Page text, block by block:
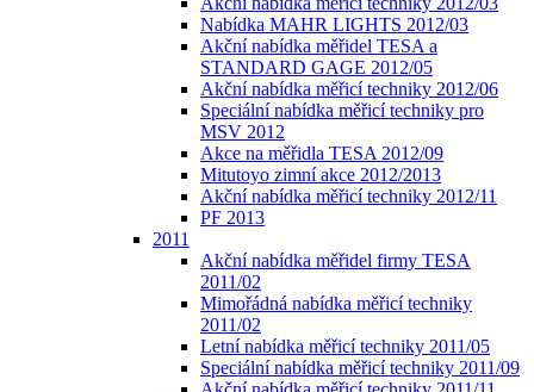
Nabídka MAHR LIGHTS 2012/03
Akční nabídka měřidel TESA a
STANDARD GAGE 2012/05
Akční nabídka měřicí techniky 2012/06
Speciální nabídka měřicí techniky pro
MSV 2012
Akce na měřidla TESA 2012/09
Mitutoyo zimní akce 2012/2013
Akční nabídka měřicí techniky 2012/11
PF 2013
2011
Akční nabídka měřidel firmy TESA
2011/02
Mimořádná nabídka měřicí techniky
2011/02
Letní nabídka měřicí techniky 2011/05
Speciální nabídka měřicí techniky 2011/09